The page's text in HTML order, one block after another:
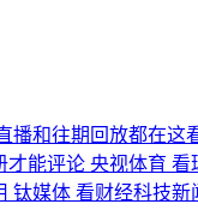
播和往期回放都在这
才能评论 央视体育 看
钛媒体 看财经科技新